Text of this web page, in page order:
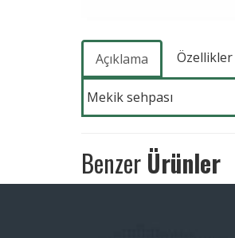
Açıklama Özellikler
Mekik sehpası
Benzer Ürünler